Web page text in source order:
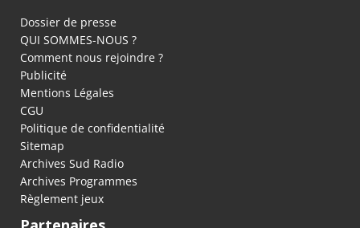
Dossier de presse
QUI SOMMES-NOUS ?
Comment nous rejoindre ?
Publicité
Mentions Légales
CGU
Politique de confidentialité
Sitemap
Archives Sud Radio
Archives Programmes
Règlement jeux